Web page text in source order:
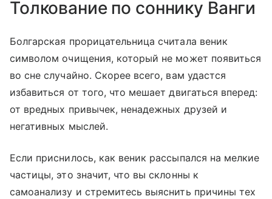
Толкование по соннику Ванги
Болгарская прорицательница считала веник
символом очищения, который не может появиться
во сне случайно. Скорее всего, вам удастся
избавиться от того, что мешает двигаться вперед:
от вредных привычек, ненадежных друзей и
негативных мыслей.
Если приснилось, как веник рассыпался на мелкие
частицы, это значит, что вы склонны к
самоанализу и стремитесь выяснить причины тех